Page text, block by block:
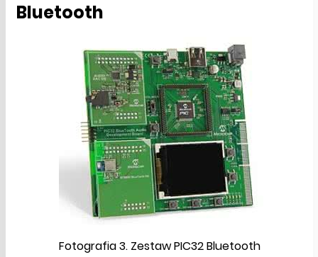
Bluetooth
Fotografia 3. Zestaw PIC32 Bluetooth